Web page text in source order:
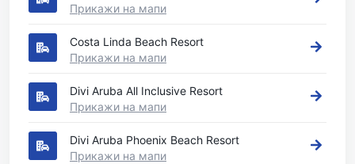
Прикажи на мапи
Costa Linda Beach Resort
Прикажи на мапи
Divi Aruba All Inclusive Resort
Прикажи на мапи
Divi Aruba Phoenix Beach Resort
Прикажи на мапи